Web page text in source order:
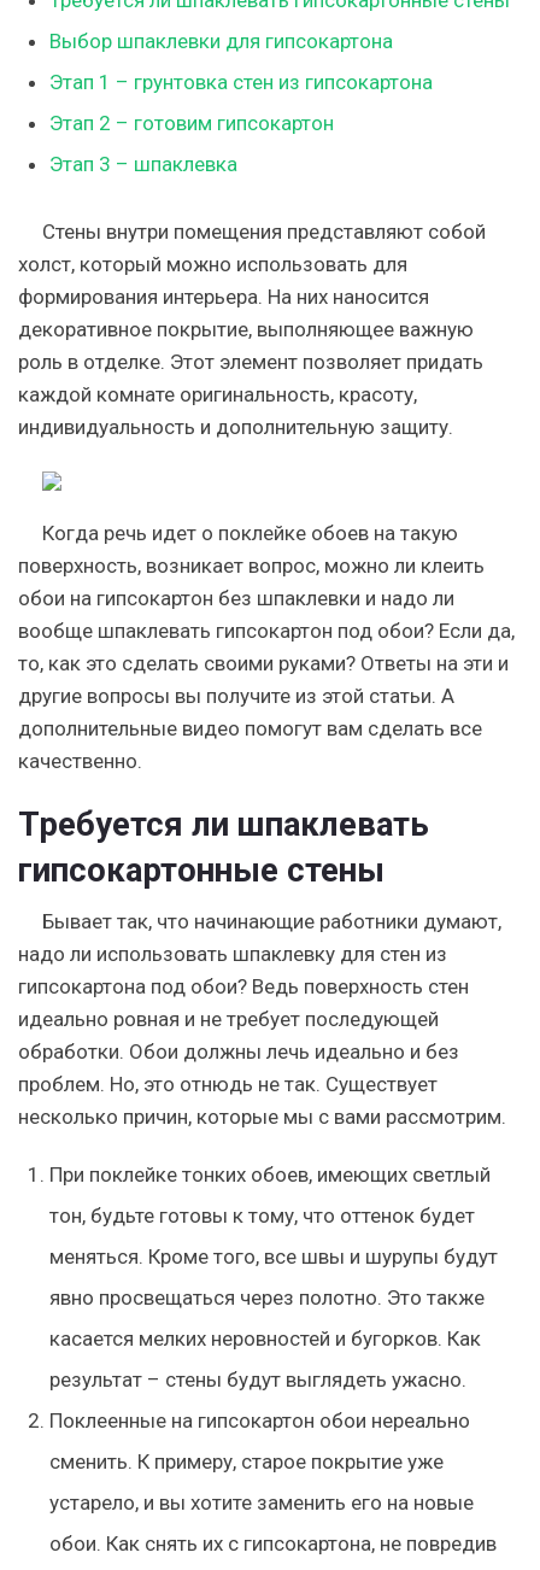
Выбор шпаклевки для гипсокартона
Этап 1 – грунтовка стен из гипсокартона
Этап 2 – готовим гипсокартон
Этап 3 – шпаклевка
Стены внутри помещения представляют собой
холст, который можно использовать для
формирования интерьера. На них наносится
декоративное покрытие, выполняющее важную
роль в отделке. Этот элемент позволяет придать
каждой комнате оригинальность, красоту,
индивидуальность и дополнительную защиту.
Когда речь идет о поклейке обоев на такую
поверхность, возникает вопрос, можно ли клеить
обои на гипсокартон без шпаклевки и надо ли
вообще шпаклевать гипсокартон под обои? Если да,
то, как это сделать своими руками? Ответы на эти и
другие вопросы вы получите из этой статьи. А
дополнительные видео помогут вам сделать все
качественно.
Требуется ли шпаклевать
гипсокартонные стены
Бывает так, что начинающие работники думают,
надо ли использовать шпаклевку для стен из
гипсокартона под обои? Ведь поверхность стен
идеально ровная и не требует последующей
обработки. Обои должны лечь идеально и без
проблем. Но, это отнюдь не так. Существует
несколько причин, которые мы с вами рассмотрим.
При поклейке тонких обоев, имеющих светлый
тон, будьте готовы к тому, что оттенок будет
меняться. Кроме того, все швы и шурупы будут
явно просвещаться через полотно. Это также
касается мелких неровностей и бугорков. Как
результат – стены будут выглядеть ужасно.
Поклеенные на гипсокартон обои нереально
сменить. К примеру, старое покрытие уже
устарело, и вы хотите заменить его на новые
обои. Как снять их с гипсокартона, не повредив